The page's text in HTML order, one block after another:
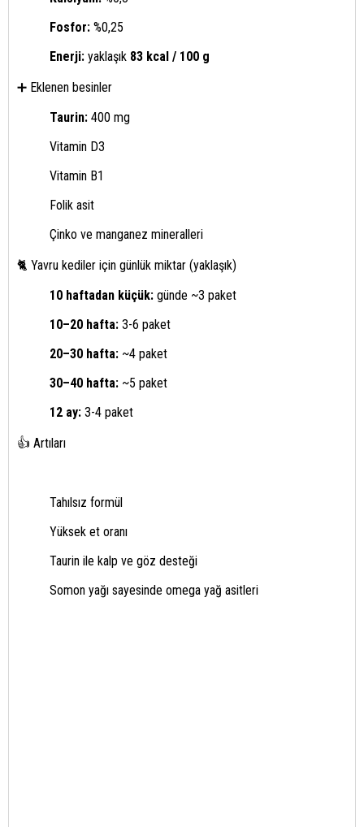
Fosfor: %0,25
Enerji: yaklaşık 83 kcal / 100 g
➕ Eklenen besinler
Taurin: 400 mg
Vitamin D3
Vitamin B1
Folik asit
Çinko ve manganez mineralleri
🐈 Yavru kediler için günlük miktar (yaklaşık)
10 haftadan küçük: günde ~3 paket
10–20 hafta: 3-6 paket
20–30 hafta: ~4 paket
30–40 hafta: ~5 paket
12 ay: 3-4 paket
👍 Artıları
Tahılsız formül
Yüksek et oranı
Taurin ile kalp ve göz desteği
Somon yağı sayesinde omega yağ asitleri